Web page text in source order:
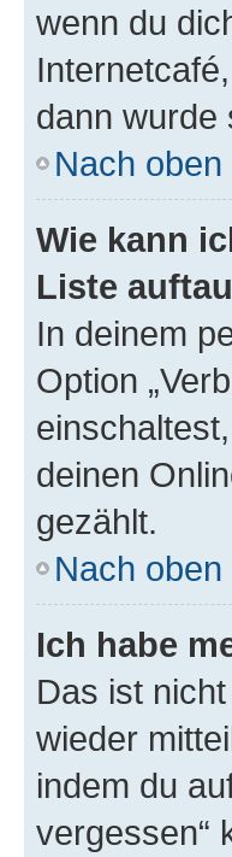
wenn du
dann wurde
Nach oben
Wie kann
Liste
In deinem
Option
deinen
gezählt.
Nach oben
Ich habe
Das ist
wieder
indem du
vergessen“